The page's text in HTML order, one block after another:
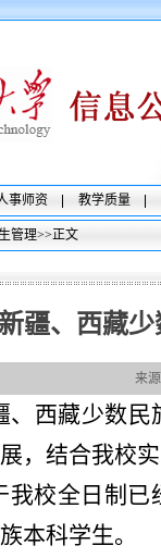
事师资 教学质量
管理>>正文
疆、西藏
来
、西藏少数
，结合我校
我校全日制
本科学生。